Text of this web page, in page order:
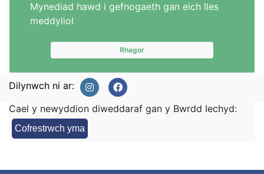
Mynediad hawd i gefnogaeth gan eich lles
meddyliol
Rhagor
Dilynwch ni ar:
Cael y newyddion diweddaraf gan y Bwrdd Iechyd:
Cofrestrwch yma